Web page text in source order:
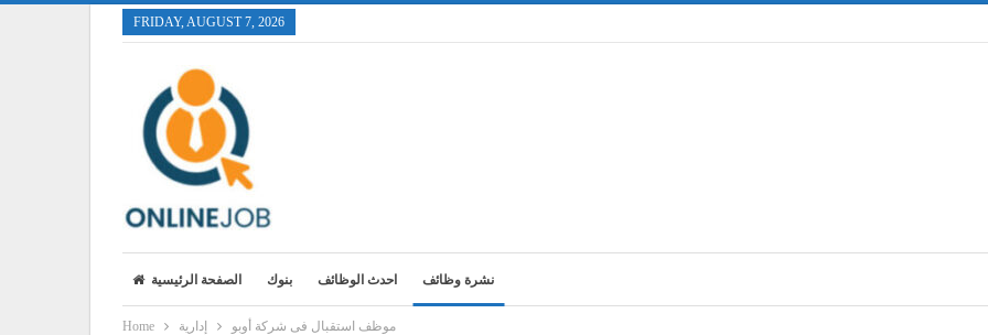
FRIDAY, AUGUST 7, 2026
الصفحة الرئيسية بنوك احدث الوظائف نشرة وظائف
Home إدارية موظف استقبال فى شركة أوبو